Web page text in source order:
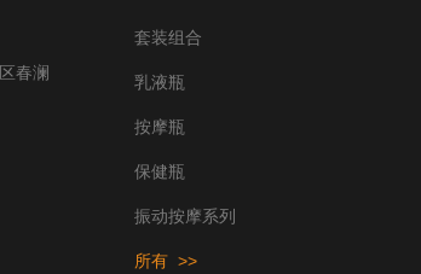
春澜
套装组合
乳液瓶
按摩瓶
保健瓶
振动按摩系列
所有 >>